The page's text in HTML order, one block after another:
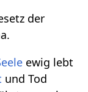
der
ewig lebt
und Tod